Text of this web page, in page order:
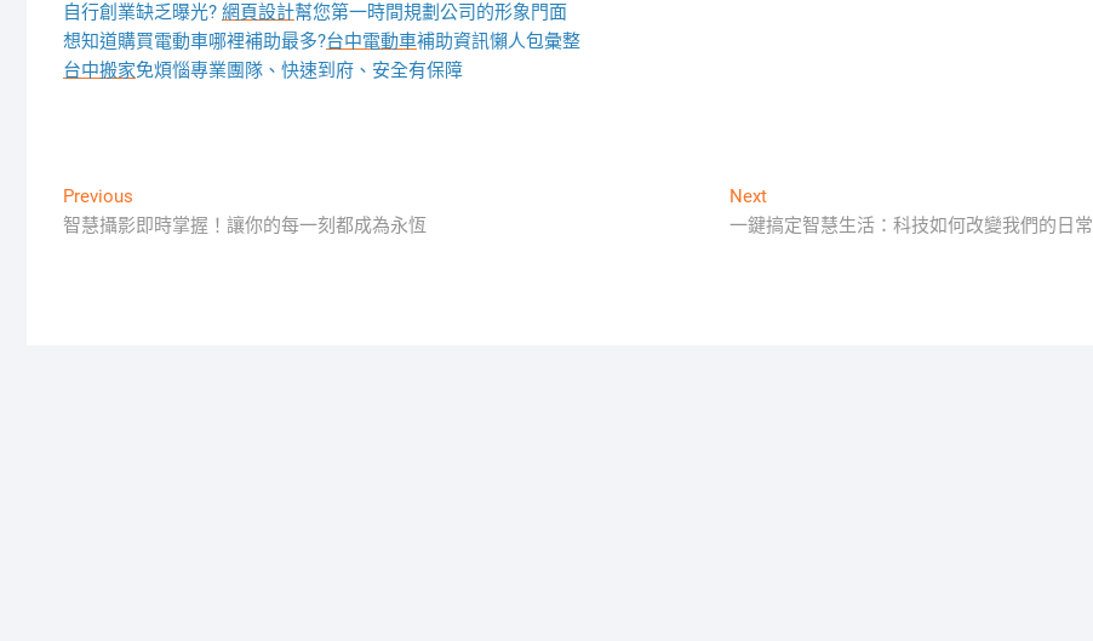
自行創業缺乏曝光? 網頁設計幫您第一時間規劃公司的形象門面
想知道購買電動車哪裡補助最多?台中電動車補助資訊懶人包彙整
台中搬家免煩惱專業團隊、快速到府、安全有保障
文
章
Previous
post:
智慧攝影即時掌握！讓你的每一刻都成為永恆
NextNext
post:
一鍵搞定智慧生活：科技如何改變我們的日常